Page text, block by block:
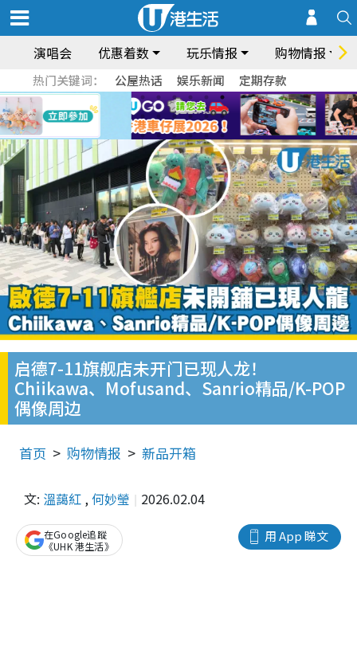
演唱会 优惠着数 玩乐情报 购物情报
热门关键词： 公屋热话 娱乐新闻 定期存款
启德7-11旗舰店未开门已现人龙！
Chiikawa、Mofusand、Sanrio精品/K-POP
偶像周边
首页 购物情报 新品开箱
文: 溫藹紅 ,何妙瑩 2026.02.04
用 App 睇文
在Google追蹤
《UHK 港生活》